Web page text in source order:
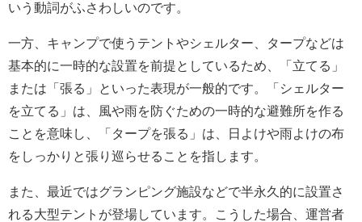
いう動詞がふさわしいのです。
一方、キャンプで使うテントやシェルター、タープなどは
基本的に一時的な設置を前提としているため、「立てる」
または「張る」といった表現が一般的です。「シェルター
を立てる」は、風や雨を防ぐための一時的な避難所を作る
ことを意味し、「タープを張る」は、日よけや雨よけの布
をしっかりと張り巡らせることを指します。
また、最近ではグランピング施設などで半永久的に設置さ
れる大型テントが登場しています。こうした場合、運営者